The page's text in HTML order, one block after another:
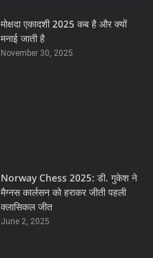
मोक्षदा एकादशी 2025 कब है और क्यों
मनाई जाती है
November 30, 2025
Norway Chess 2025: डी. गुकेश ने
मैग्नस कार्लसन को हराकर जीती पहली
क्लासिकल जीत
June 2, 2025